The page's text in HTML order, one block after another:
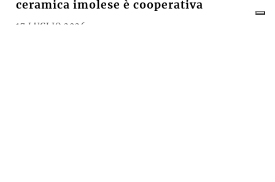
ceramica imolese è cooperativa
17 LUGLIO 2026